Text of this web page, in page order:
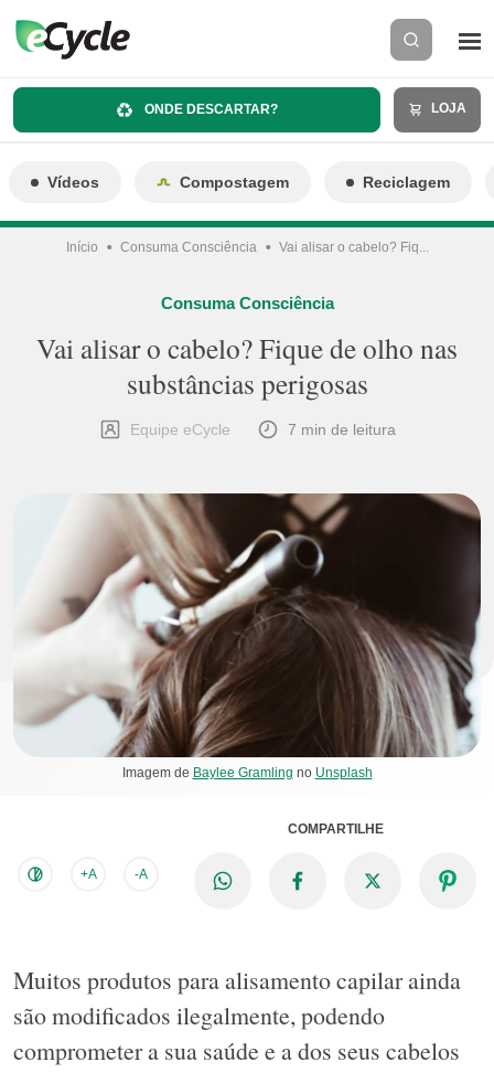
ONDE DESCARTAR? LOJA
Vídeos Compostagem Reciclagem
Início Consuma Consciência Vai alisar o cabelo? Fiq...
Consuma Consciência
Vai alisar o cabelo? Fique de olho nas
substâncias perigosas
Equipe eCycle 7 min de leitura
Imagem de Baylee Gramling no Unsplash
+A -A
COMPARTILHE
Muitos produtos para alisamento capilar ainda
são modificados ilegalmente, podendo
comprometer a sua saúde e a dos seus cabelos